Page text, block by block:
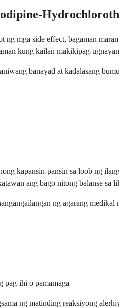
mga side effect, bagaman
kung kailan makikipag-
banayad at kadalasang
kapansin-pansin sa loob ng
ang bago nitong balanse sa
ng agarang
pag-ihi o pamamaga
ng matinding reaksiyong